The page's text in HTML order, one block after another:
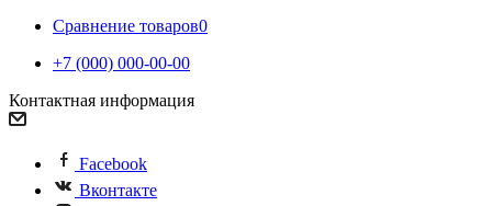
Сравнение товаров0
+7 (000) 000-00-00
Контактная информация
Facebook
Вконтакте